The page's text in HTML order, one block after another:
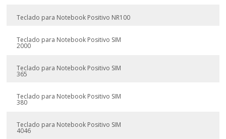
Teclado para Notebook Positivo NR100
Teclado para Notebook Positivo SIM
2000
Teclado para Notebook Positivo SIM
365
Teclado para Notebook Positivo SIM
380
Teclado para Notebook Positivo SIM
4046